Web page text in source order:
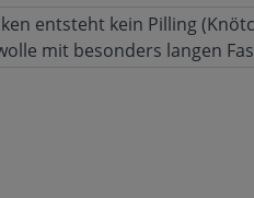
entsteht kein Pilling
mit besonders langen